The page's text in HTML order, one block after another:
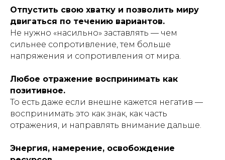
Отпустить свою хватку и позволить миру
двигаться по течению вариантов.
Не нужно «насильно» заставлять — чем
сильнее сопротивление, тем больше
напряжения и сопротивления от мира.
Любое отражение воспринимать как
позитивное.
То есть даже если внешне кажется негатив —
воспринимать это как знак, как часть
отражения, и направлять внимание дальше.
Энергия, намерение, освобождение